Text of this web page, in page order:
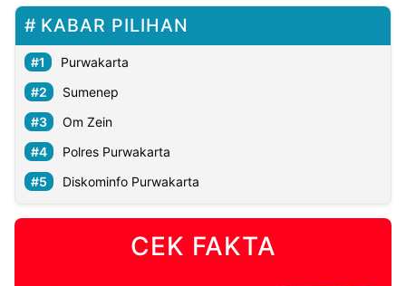
KABAR PILIHAN
Purwakarta
Sumenep
Om Zein
Polres Purwakarta
Diskominfo Purwakarta
CEK FAKTA